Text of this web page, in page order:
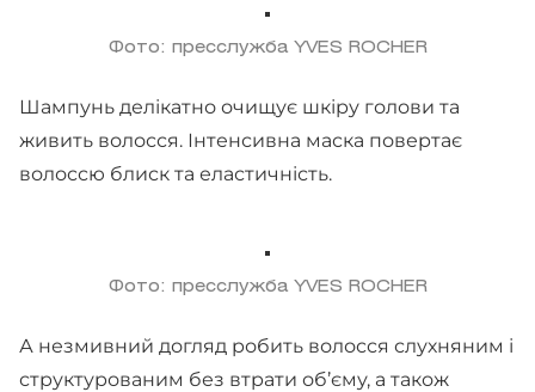
Фото: пресслужба YVES ROCHER
Шампунь делікатно очищує шкіру голови та
живить волосся. Інтенсивна маска повертає
волоссю блиск та еластичність.
Фото: пресслужба YVES ROCHER
А незмивний догляд робить волосся слухняним і
структурованим без втрати об’єму, а також